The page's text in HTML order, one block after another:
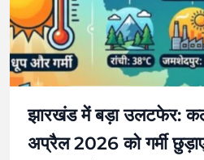
झारखंड में बड़ा उलटफेर:
अप्रैल 2026 को गर्मी